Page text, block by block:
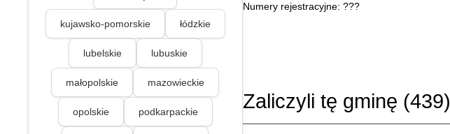
kujawsko-pomorskie łódzkie
lubelskie lubuskie
małopolskie mazowieckie
opolskie podkarpackie
Numery rejestracyjne: ???
Zaliczyli tę gminę (439)